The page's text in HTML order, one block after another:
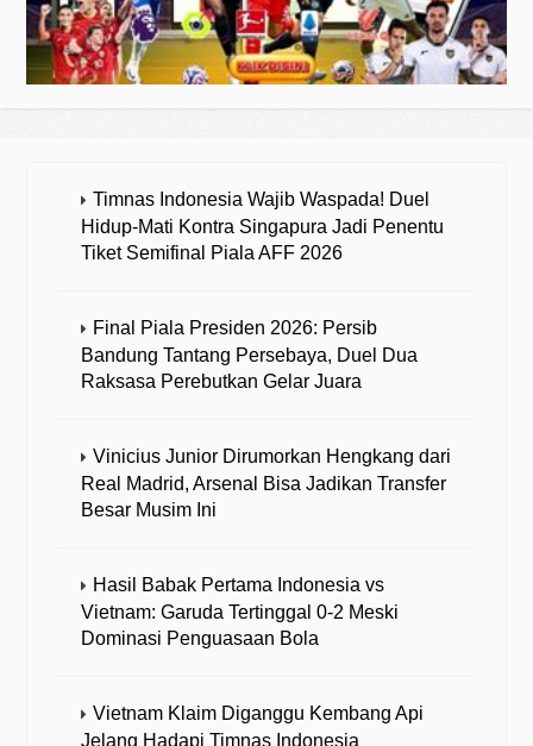
Timnas Indonesia Wajib Waspada! Duel
Hidup-Mati Kontra Singapura Jadi Penentu
Tiket Semifinal Piala AFF 2026
Final Piala Presiden 2026: Persib
Bandung Tantang Persebaya, Duel Dua
Raksasa Perebutkan Gelar Juara
Vinicius Junior Dirumorkan Hengkang dari
Real Madrid, Arsenal Bisa Jadikan Transfer
Besar Musim Ini
Hasil Babak Pertama Indonesia vs
Vietnam: Garuda Tertinggal 0-2 Meski
Dominasi Penguasaan Bola
Vietnam Klaim Diganggu Kembang Api
Jelang Hadapi Timnas Indonesia